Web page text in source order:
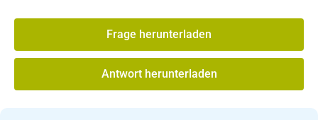
Frage herunterladen
Antwort herunterladen